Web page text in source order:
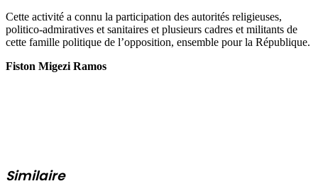
Cette activité a connu la participation des autorités religieuses,
politico-admiratives et sanitaires et plusieurs cadres et militants de
cette famille politique de l’opposition, ensemble pour la République.
Fiston Migezi Ramos
Similaire